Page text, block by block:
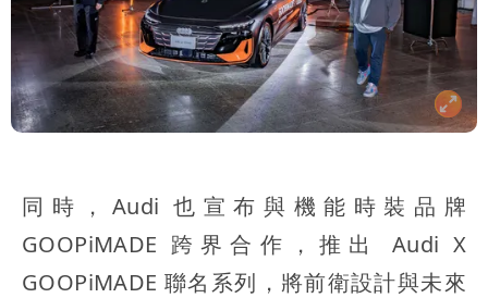
同時，Audi 也宣布與機能時裝品牌
GOOPiMADE 跨界合作，推出 Audi X
GOOPiMADE 聯名系列，將前衛設計與未來